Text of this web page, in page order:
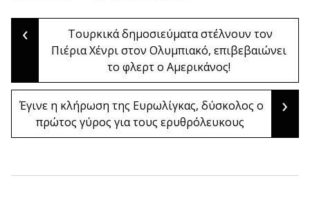
Post
navigation
‹
Τουρκικά δημοσιεύματα στέλνουν τον
Πιέρια Χένρι στον Ολυμπιακό, επιβεβαιώνει
το φλερτ ο Αμερικάνος!
Έγινε η κλήρωση της Ευρωλίγκας, δύσκολος ο
πρώτος γύρος για τους ερυθρόλευκους
›